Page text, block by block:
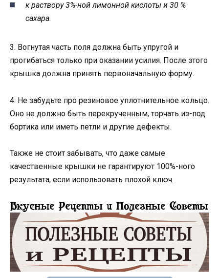
к раствору 3%-ной лимонной кислоты и 30 %
сахара.
3. Вогнутая часть поля должна быть упругой и
прогибаться только при оказании усилия. После этого
крышка должна принять первоначальную форму.
4. Не забудьте про резиновое уплотнительное кольцо.
Оно не должно быть перекрученным, торчать из-под
бортика или иметь петли и другие дефекты.
Также не стоит забывать, что даже самые
качественные крышки не гарантируют 100%-ного
результата, если использовать плохой ключ.